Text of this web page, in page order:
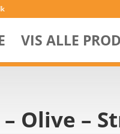
VIS ALLE
Olive –